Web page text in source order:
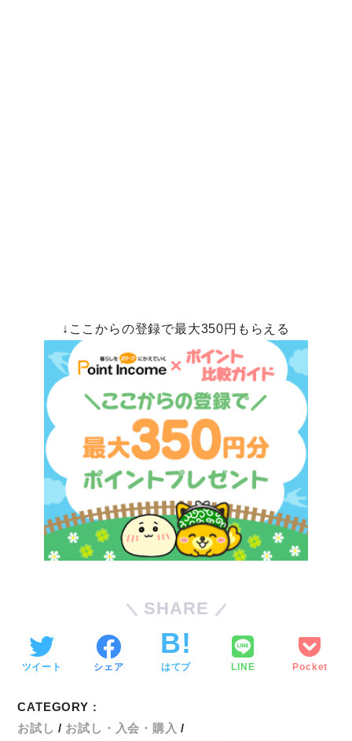
↓ここからの登録で最大350円もらえる
SHARE
ツイート シェア はてブ LINE Pocket
CATEGORY :
お試し
お試し・入会・購入